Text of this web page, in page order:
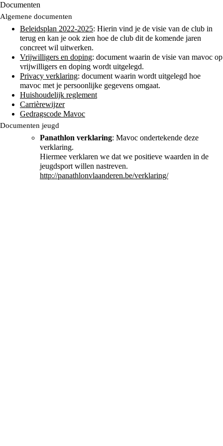
Documenten
Algemene documenten
Beleidsplan 2022-2025: Hierin vind je de visie van de club in
terug en kan je ook zien hoe de club dit de komende jaren
concreet wil uitwerken.
Vrijwilligers en doping: document waarin de visie van mavoc op
vrijwilligers en doping wordt uitgelegd.
Privacy verklaring: document waarin wordt uitgelegd hoe
mavoc met je persoonlijke gegevens omgaat.
Huishoudelijk reglement
Carrièrewijzer
Gedragscode Mavoc
Documenten jeugd
Panathlon verklaring: Mavoc ondertekende deze
verklaring.
Hiermee verklaren we dat we positieve waarden in de
jeugdsport willen nastreven.
http://panathlonvlaanderen.be/verklaring/